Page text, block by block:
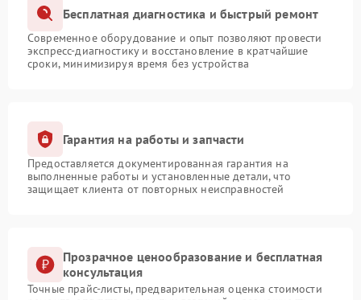
Бесплатная диагностика и быстрый ремонт
Современное оборудование и опыт позволяют провести
экспресс-диагностику и восстановление в кратчайшие
сроки, минимизируя время без устройства
Гарантия на работы и запчасти
Предоставляется документированная гарантия на
выполненные работы и установленные детали, что
защищает клиента от повторных неисправностей
Прозрачное ценообразование и бесплатная
консультация
Точные прайс-листы, предварительная оценка стоимости